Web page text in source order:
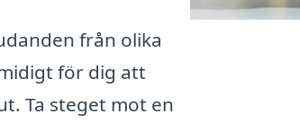
från olika
för dig att
Ta steget mot en